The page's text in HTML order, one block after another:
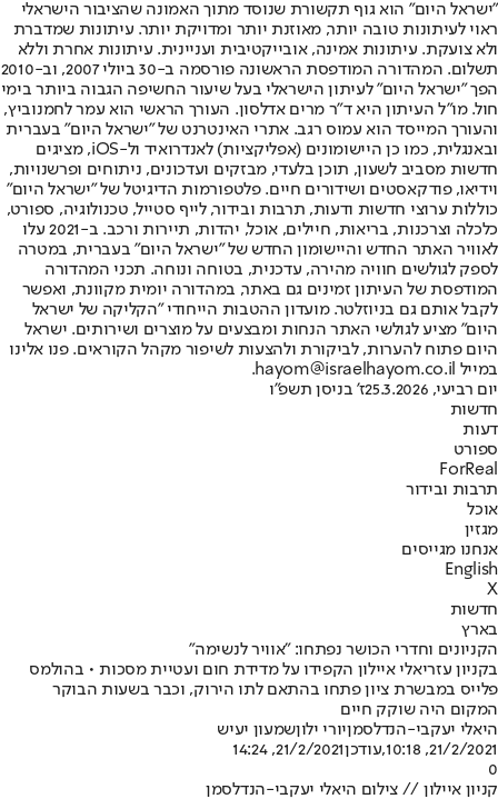
"ישראל היום" הוא גוף תקשורת שנוסד מתוך האמונה שהציבור הישראלי
ראוי לעיתונות טובה יותר, מאוזנת יותר ומדויקת יותר. עיתונות שמדברת
ולא צועקת. עיתונות אמינה, אובייקטיבית ועניינית. עיתונות אחרת וללא
תשלום. המהדורה המודפסת הראשונה פורסמה ב-30 ביולי 2007, וב-2010
הפך "ישראל היום" לעיתון הישראלי בעל שיעור החשיפה הגבוה ביותר בימי
חול. מו"ל העיתון היא ד"ר מרים אדלסון. העורך הראשי הוא עמר לחמנוביץ,
והעורך המייסד הוא עמוס רגב. אתרי האינטרנט של "ישראל היום" בעברית
ובאנגלית, כמו כן היישומונים (אפליקציות) לאנדרואיד ול-iOS, מציגים
חדשות מסביב לשעון, תוכן בלעדי, מבזקים ועדכונים, ניתוחים ופרשנויות,
וידיאו, פודקאסטים ושידורים חיים. פלטפורמות הדיגיטל של "ישראל היום"
כוללות ערוצי חדשות ודעות, תרבות ובידור, לייף סטייל, טכנולוגיה, ספורט,
כלכלה וצרכנות, בריאות, חיילים, אוכל, יהדות, תיירות ורכב. ב-2021 עלו
לאוויר האתר החדש והיישומון החדש של "ישראל היום" בעברית, במטרה
לספק לגולשים חוויה מהירה, עדכנית, בטוחה ונוחה. תכני המהדורה
המודפסת של העיתון זמינים גם באתר, במהדורה יומית מקוונת, ואפשר
לקבל אותם גם בניוזלטר. מועדון ההטבות הייחודי "הקליקה של ישראל
היום" מציע לגולשי האתר הנחות ומבצעים על מוצרים ושירותים. ישראל
היום פתוח להערות, לביקורת ולהצעות לשיפור מקהל הקוראים. פנו אלינו
במייל hayom@israelhayom.co.il.
יום רביעי, 25.3.2026
ז' בניסן תשפ"ו
חדשות
דעות
ספורט
ForReal
תרבות ובידור
אוכל
מגזין
אנחנו מגייסים
English
X
חדשות
בארץ
הקניונים וחדרי הכושר נפתחו: "אוויר לנשימה"
בקניון עזריאלי איילון הקפידו על מדידת חום ועטיית מסכות • בהולמס
פלייס במבשרת ציון פתחו בהתאם לתו הירוק, וכבר בשעות הבוקר
המקום היה שוקק חיים
היאלי יעקבי-הנדלסמןיורי ילוןשמעון יעיש
21/2/2021, 10:18
,עודכן21/2/2021, 14:24
0
קניון איילון // צילום היאלי יעקבי-הנדלסמן